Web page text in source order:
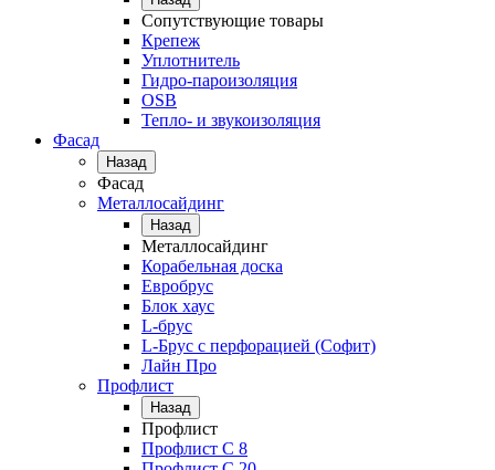
Сопутствующие товары
Крепеж
Уплотнитель
Гидро-пароизоляция
OSB
Тепло- и звукоизоляция
Фасад
Назад
Фасад
Металлосайдинг
Назад
Металлосайдинг
Корабельная доска
Евробрус
Блок хаус
L-брус
L-Брус с перфорацией (Софит)
Лайн Про
Профлист
Назад
Профлист
Профлист С 8